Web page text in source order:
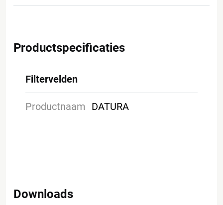
Productspecificaties
Filtervelden
Productnaam DATURA
Downloads